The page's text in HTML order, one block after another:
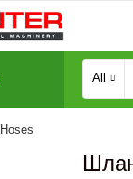
All
Hoses